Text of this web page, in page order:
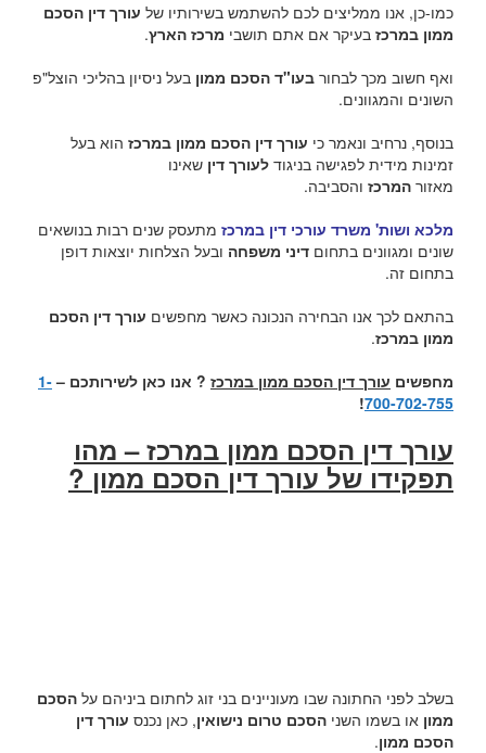
כמו-כן, אנו ממליצים לכם להשתמש בשירותיו של עורך דין הסכם
ממון במרכז בעיקר אם אתם תושבי מרכז הארץ.
ואף חשוב מכך לבחור בעו"ד הסכם ממון בעל ניסיון בהליכי הוצל"פ
השונים והמגוונים.
בנוסף, נרחיב ונאמר כי עורך דין הסכם ממון במרכז הוא בעל
זמינות מידית לפגישה בניגוד לעורך דין שאינו
מאזור המרכז והסביבה.
מלכא ושות' משרד עורכי דין במרכז מתעסק שנים רבות בנושאים
שונים ומגוונים בתחום דיני משפחה ובעל הצלחות יוצאות דופן
בתחום זה.
בהתאם לכך אנו הבחירה הנכונה כאשר מחפשים עורך דין הסכם
ממון במרכז.
מחפשים עורך דין הסכם ממון במרכז ? אנו כאן לשירותכם –1-
700-702-755
!
עורך דין הסכם ממון במרכז – מהו
תפקידו של עורך דין הסכם ממון ?
בשלב לפני החתונה שבו מעוניינים בני זוג לחתום ביניהם על הסכם
ממון או בשמו השני הסכם טרום נישואין, כאן נכנס עורך דין
הסכם ממון.